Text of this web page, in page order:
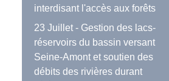
interdisant l'accès aux forêts
23 Juillet - Gestion des lacs-
réservoirs du bassin versant
Seine-Amont et soutien des
débits des rivières durant